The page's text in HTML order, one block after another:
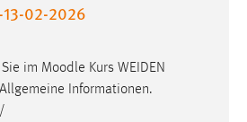
02-2026
im Moodle Kurs WEIDEN
Allgemeine Informationen.